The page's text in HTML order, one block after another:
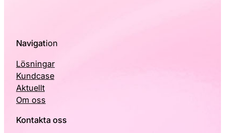
Navigation
Lösningar
Kundcase
Aktuellt
Om oss
Kontakta oss